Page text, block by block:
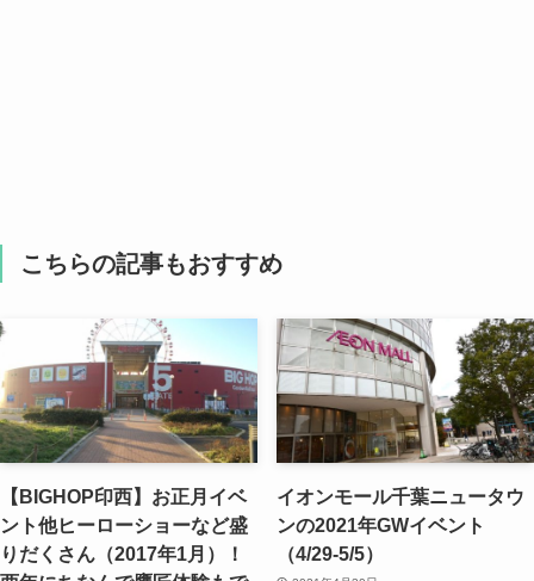
こちらの記事もおすすめ
【BIGHOP印西】お正月イベ
ント他ヒーローショーなど盛
りだくさん（2017年1月）！
イオンモール千葉ニュータウ
ンの2021年GWイベント
（4/29-5/5）